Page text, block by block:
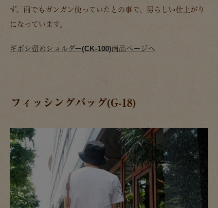
ず、雨でもガンガン使っていたとの事で、男らしい仕上がり
になっています。
ギボシ留めショルダー(CK-100)商品ページへ
フィッシングバッグ(G-18)